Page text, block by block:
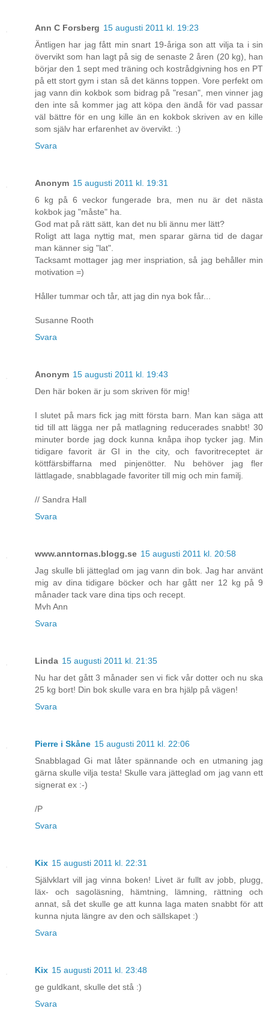
Ann C Forsberg 15 augusti 2011 kl. 19:23
Äntligen har jag fått min snart 19-åriga son att vilja ta i sin
övervikt som han lagt på sig de senaste 2 åren (20 kg), han
börjar den 1 sept med träning och kostrådgivning hos en PT
på ett stort gym i stan så det känns toppen. Vore perfekt om
jag vann din kokbok som bidrag på "resan", men vinner jag
den inte så kommer jag att köpa den ändå för vad passar
väl bättre för en ung kille än en kokbok skriven av en kille
som själv har erfarenhet av övervikt. :)
Svara
Anonym 15 augusti 2011 kl. 19:31
6 kg på 6 veckor fungerade bra, men nu är det nästa
kokbok jag "måste" ha.
God mat på rätt sätt, kan det nu bli ännu mer lätt?
Roligt att laga nyttig mat, men sparar gärna tid de dagar
man känner sig "lat".
Tacksamt mottager jag mer inspriation, så jag behåller min
motivation =)
Håller tummar och tår, att jag din nya bok får...
Susanne Rooth
Svara
Anonym 15 augusti 2011 kl. 19:43
Den här boken är ju som skriven för mig!
I slutet på mars fick jag mitt första barn. Man kan säga att
tid till att lägga ner på matlagning reducerades snabbt! 30
minuter borde jag dock kunna knåpa ihop tycker jag. Min
tidigare favorit är GI in the city, och favoritreceptet är
köttfärsbiffarna med pinjenötter. Nu behöver jag fler
lättlagade, snabblagade favoriter till mig och min familj.
// Sandra Hall
Svara
www.anntornas.blogg.se 15 augusti 2011 kl. 20:58
Jag skulle bli jätteglad om jag vann din bok. Jag har använt
mig av dina tidigare böcker och har gått ner 12 kg på 9
månader tack vare dina tips och recept.
Mvh Ann
Svara
Linda 15 augusti 2011 kl. 21:35
Nu har det gått 3 månader sen vi fick vår dotter och nu ska
25 kg bort! Din bok skulle vara en bra hjälp på vägen!
Svara
Pierre i Skåne 15 augusti 2011 kl. 22:06
Snabblagad Gi mat låter spännande och en utmaning jag
gärna skulle vilja testa! Skulle vara jätteglad om jag vann ett
signerat ex :-)
/P
Svara
Kix 15 augusti 2011 kl. 22:31
Självklart vill jag vinna boken! Livet är fullt av jobb, plugg,
läx- och sagoläsning, hämtning, lämning, rättning och
annat, så det skulle ge att kunna laga maten snabbt för att
kunna njuta längre av den och sällskapet :)
Svara
Kix 15 augusti 2011 kl. 23:48
ge guldkant, skulle det stå :)
Svara